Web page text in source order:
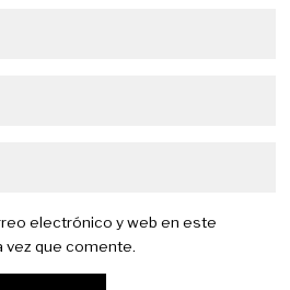
electrónico y web en este
vez que comente.